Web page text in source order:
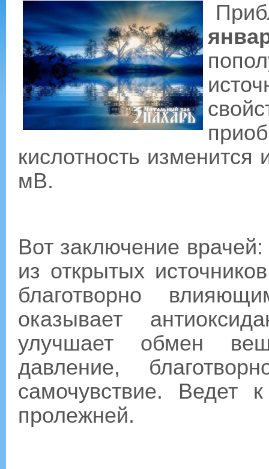
кислотность
мВ.
Вот заключение
из открытых
благотворно
оказывает
улучшает обмен
давление,
самочувствие. Ведет
пролежней.